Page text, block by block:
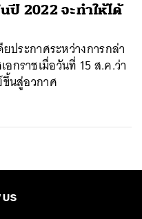
ปี 2022 จะทำให้ได้
ประกาศระหว่างการกล่า
กราชเมื่อวันที่ 15 ส.ค.ว่า
นสู่อวกาศ